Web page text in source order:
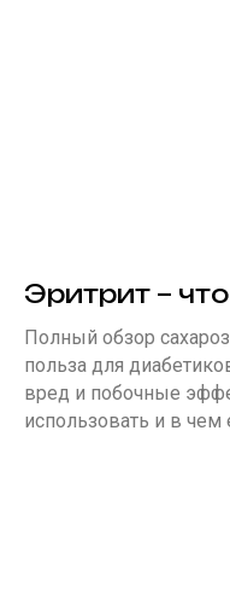
Эритрит –
Полный обзор
польза для
вред и побочные
использовать и в чем